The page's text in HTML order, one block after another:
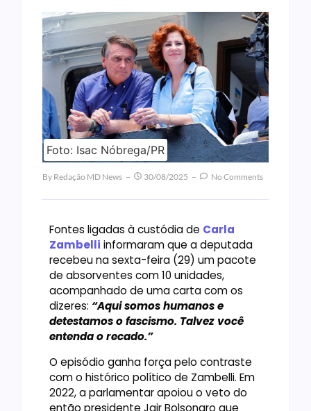
Foto: Isac Nóbrega/PR
By Redação MD News 30/08/2025 No Comments
Fontes ligadas à custódia de Carla
Zambelli informaram que a deputada
recebeu na sexta-feira (29) um pacote
de absorventes com 10 unidades,
acompanhado de uma carta com os
dizeres: “Aqui somos humanos e
detestamos o fascismo. Talvez você
entenda o recado.”
O episódio ganha força pelo contraste
com o histórico político de Zambelli. Em
2022, a parlamentar apoiou o veto do
então presidente Jair Bolsonaro que